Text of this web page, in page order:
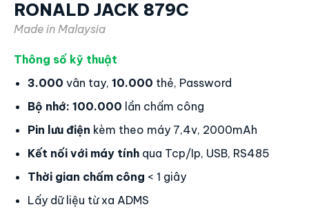
RONALD JACK 879C
Made in Malaysia
Thông số kỹ thuật
3.000 vân tay, 10.000 thẻ, Password
Bộ nhớ: 100.000 lần chấm công
Pin lưu điện kèm theo máy 7,4v, 2000mAh
Kết nối với máy tính qua Tcp/Ip, USB, RS485
Thời gian chấm công < 1 giây
Lấy dữ liệu từ xa ADMS